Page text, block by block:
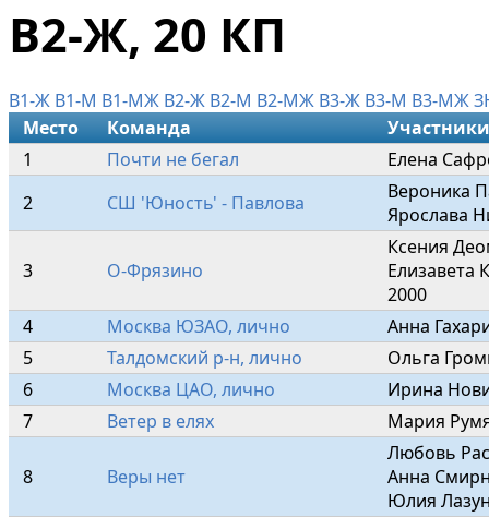
В2-Ж, 20 КП
В1-Ж В1-М В1-МЖ В2-Ж В2-М В2-МЖ В3-Ж В3-М В3-МЖ
Место
Команда
Участники
1
Почти не бегал
Елена
2
СШ 'Юность' - Павлова
Вероника
Ярослава
3 О-Фрязино
Ксения
Елизавета
2000
4
Москва ЮЗАО, лично
Анна
5
Талдомский р-н, лично
Ольга
6
Москва ЦАО, лично
Ирина
7
Ветер в елях Мария
8 Веры нет
Любовь
Анна
Юлия